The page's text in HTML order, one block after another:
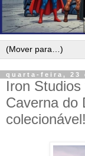
quarta-feira, 23
Iron
Caverna do
colecionável!